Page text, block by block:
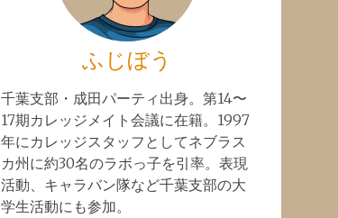
ふじぼう
千葉支部・成田パーティ出身。第14〜
17期カレッジメイト会議に在籍。1997
年にカレッジスタッフとしてネブラス
カ州に約30名のラボっ子を引率。表現
活動、キャラバン隊など千葉支部の大
学生活動にも参加。